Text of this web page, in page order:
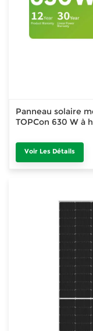
Panneau solaire
TOPCon 630 W à
Voir Les Détails